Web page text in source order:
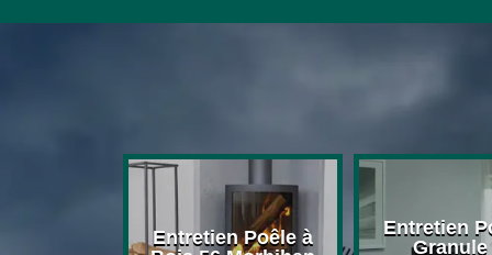
Entretien Poêle à
Entretien
Granule